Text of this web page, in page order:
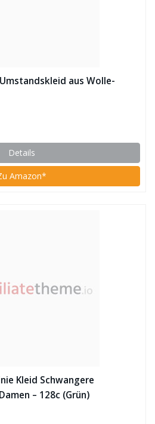
aus Wolle-
Details
Amazon*
Kleid Schwangere
– 128c (Grün)